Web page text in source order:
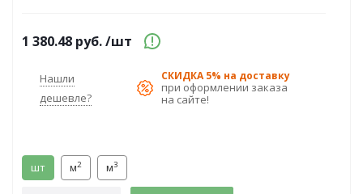
1 380.48 руб./шт
Нашли
дешевле?
СКИДКА 5% на доставку
при оформлении заказа
на сайте!
шт м2 м3